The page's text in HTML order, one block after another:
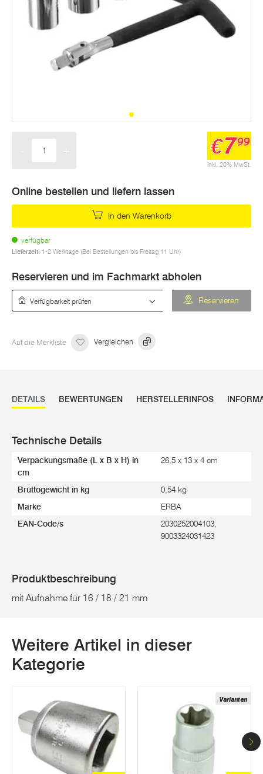
inkl. 20% MwSt.
€799
Online bestellen und liefern lassen
In den Warenkorb
verfügbar
Lieferzeit: 1-2 Werktage (Bei Bestellungen bis Freitag 11 Uhr)
Reservieren und im Fachmarkt abholen
Reservieren
Auf die Merkliste Vergleichen
DETAILS BEWERTUNGEN HERSTELLERINFOS
Technische Details
Verpackungsmaße (L x B x H) in
cm
26,5 x 13 x 4 cm
Bruttogewicht in kg 0,54 kg
Marke ERBA
EAN-Code/s
2030252004103,
9003324031423
Produktbeschreibung
mit Aufnahme für 16 / 18 / 21 mm
Weitere Artikel in dieser
Kategorie
Varianten